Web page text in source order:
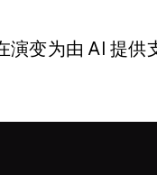
演变为由 AI 提供